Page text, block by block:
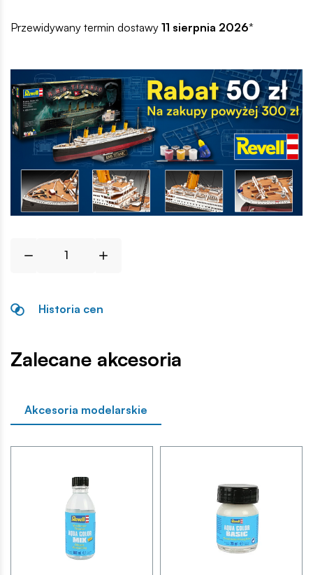
Przewidywany termin dostawy 11 sierpnia 2026*
Historia cen
Zalecane akcesoria
Akcesoria modelarskie